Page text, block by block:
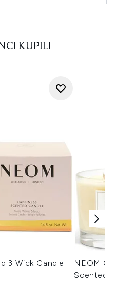
KUPILI
3 Wick Candle
NEOM
Scented